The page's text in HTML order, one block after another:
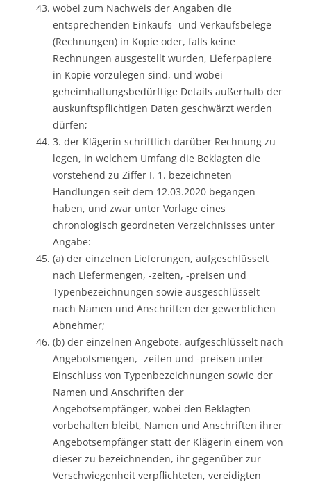
wobei zum Nachweis der Angaben die
entsprechenden Einkaufs- und Verkaufsbelege
(Rechnungen) in Kopie oder, falls keine
Rechnungen ausgestellt wurden, Lieferpapiere
in Kopie vorzulegen sind, und wobei
geheimhaltungsbedürftige Details außerhalb der
auskunftspflichtigen Daten geschwärzt werden
dürfen;
3. der Klägerin schriftlich darüber Rechnung zu
legen, in welchem Umfang die Beklagten die
vorstehend zu Ziffer I. 1. bezeichneten
Handlungen seit dem 12.03.2020 begangen
haben, und zwar unter Vorlage eines
chronologisch geordneten Verzeichnisses unter
Angabe:
(a) der einzelnen Lieferungen, aufgeschlüsselt
nach Liefermengen, -zeiten, -preisen und
Typenbezeichnungen sowie ausgeschlüsselt
nach Namen und Anschriften der gewerblichen
Abnehmer;
(b) der einzelnen Angebote, aufgeschlüsselt nach
Angebotsmengen, -zeiten und -preisen unter
Einschluss von Typenbezeichnungen sowie der
Namen und Anschriften der
Angebotsempfänger, wobei den Beklagten
vorbehalten bleibt, Namen und Anschriften ihrer
Angebotsempfänger statt der Klägerin einem von
dieser zu bezeichnenden, ihr gegenüber zur
Verschwiegenheit verpflichteten, vereidigten